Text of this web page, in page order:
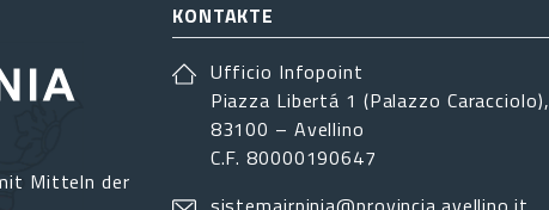
Mitteln der
KONTAKTE
Ufficio Infopoint
Piazza Libertá 1 (Palazzo Caracciolo),
83100 – Avellino
C.F. 80000190647